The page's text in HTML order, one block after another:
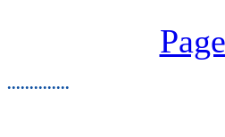
..............